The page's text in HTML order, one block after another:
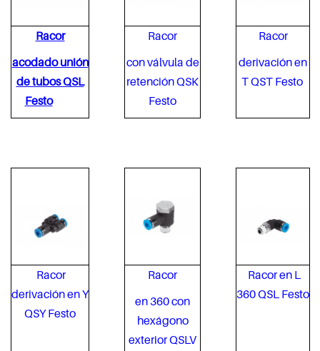
Racor
acodado unión
de tubos QSL
Festo
Racor
con válvula de
retención QSK
Festo
Racor
derivación en
T QST Festo
Racor
derivación en Y
QSY Festo
Racor
en 360 con
hexágono
exterior QSLV
Racor en L
360 QSL Festo